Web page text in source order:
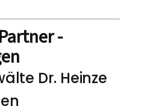
-
Dr. Heinze